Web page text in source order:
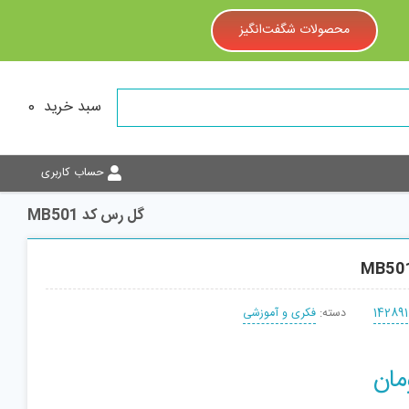
محصولات شگفت‌انگیز
سبد خرید 0
حساب کاربری
گل رس کد MB501
142891 دسته: فکری و آموزشی